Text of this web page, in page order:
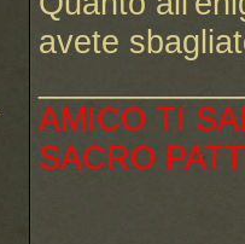
avete
AMICO TI
SACRO